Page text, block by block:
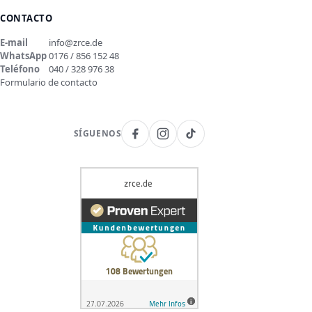
CONTACTO
E-mail
info@zrce.de
WhatsApp0176 / 856 152 48
Teléfono
040 / 328 976 38
Formulario de contacto
SÍGUENOS